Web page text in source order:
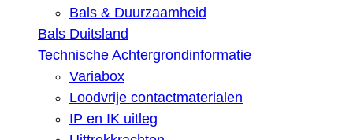
Bals & Duurzaamheid
Bals Duitsland
Technische Achtergrondinformatie
Variabox
Loodvrije contactmaterialen
IP en IK uitleg